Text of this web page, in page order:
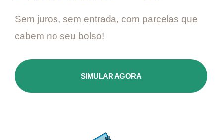
Sem juros, sem entrada, com parcelas que
cabem no seu bolso!
SIMULAR AGORA